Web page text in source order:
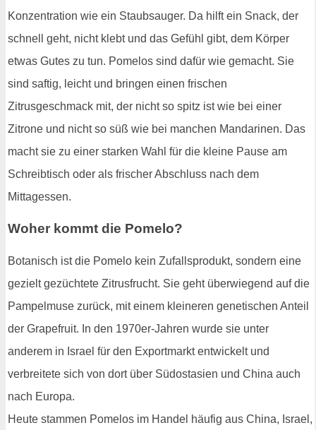
Konzentration wie ein Staubsauger. Da hilft ein Snack, der
schnell geht, nicht klebt und das Gefühl gibt, dem Körper
etwas Gutes zu tun. Pomelos sind dafür wie gemacht. Sie
sind saftig, leicht und bringen einen frischen
Zitrusgeschmack mit, der nicht so spitz ist wie bei einer
Zitrone und nicht so süß wie bei manchen Mandarinen. Das
macht sie zu einer starken Wahl für die kleine Pause am
Schreibtisch oder als frischer Abschluss nach dem
Mittagessen.
Woher kommt die Pomelo?
Botanisch ist die Pomelo kein Zufallsprodukt, sondern eine
gezielt gezüchtete Zitrusfrucht. Sie geht überwiegend auf die
Pampelmuse zurück, mit einem kleineren genetischen Anteil
der Grapefruit. In den 1970er-Jahren wurde sie unter
anderem in Israel für den Exportmarkt entwickelt und
verbreitete sich von dort über Südostasien und China auch
nach Europa.
Heute stammen Pomelos im Handel häufig aus China, Israel,